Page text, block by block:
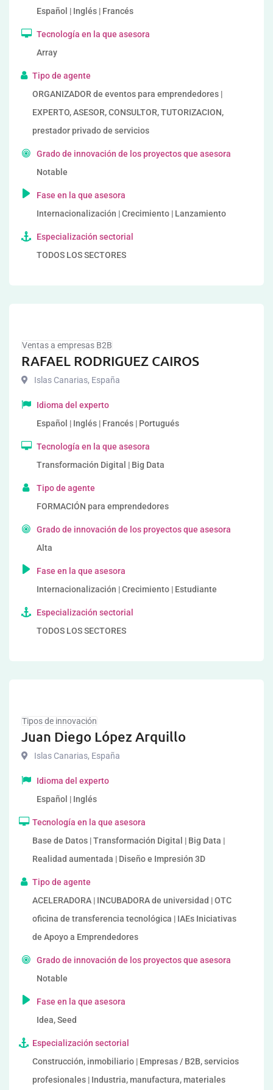
Español | Inglés | Francés
Tecnología en la que asesora
Array
Tipo de agente
ORGANIZADOR de eventos para emprendedores |
EXPERTO, ASESOR, CONSULTOR, TUTORIZACION,
prestador privado de servicios
Grado de innovación de los proyectos que asesora
Notable
Fase en la que asesora
Internacionalización | Crecimiento | Lanzamiento
Especialización sectorial
TODOS LOS SECTORES
Ventas a empresas B2B
RAFAEL RODRIGUEZ CAIROS
Islas Canarias, España
Idioma del experto
Español | Inglés | Francés | Portugués
Tecnología en la que asesora
Transformación Digital | Big Data
Tipo de agente
FORMACIÓN para emprendedores
Grado de innovación de los proyectos que asesora
Alta
Fase en la que asesora
Internacionalización | Crecimiento | Estudiante
Especialización sectorial
TODOS LOS SECTORES
Tipos de innovación
Juan Diego López Arquillo
Islas Canarias, España
Idioma del experto
Español | Inglés
Tecnología en la que asesora
Base de Datos | Transformación Digital | Big Data |
Realidad aumentada | Diseño e Impresión 3D
Tipo de agente
ACELERADORA | INCUBADORA de universidad | OTC
oficina de transferencia tecnológica | IAEs Iniciativas
de Apoyo a Emprendedores
Grado de innovación de los proyectos que asesora
Notable
Fase en la que asesora
Idea, Seed
Especialización sectorial
Construcción, inmobiliario | Empresas / B2B, servicios
profesionales | Industria, manufactura, materiales